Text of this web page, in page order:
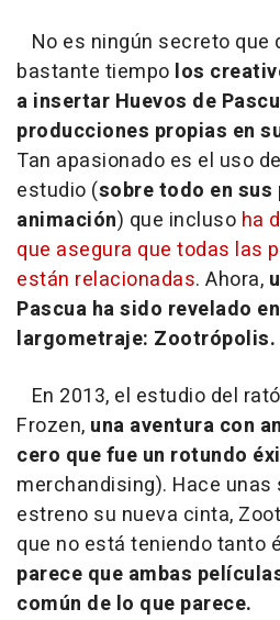
No es ningún secreto que
bastante tiempo los
a insertar Huevos de
producciones propias en
Tan apasionado es el uso
estudio (sobre todo en sus
animación) que incluso ha
que asegura que todas las
están relacionadas. Ahora,
Pascua ha sido revelado
largometraje: Zootrópolis.
En 2013, el estudio del
Frozen, una aventura con
cero que fue un rotundo
merchandising). Hace unas
estreno su nueva cinta,
que no está teniendo tanto
parece que ambas
común de lo que parece.